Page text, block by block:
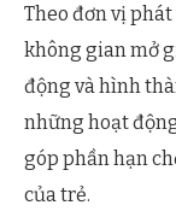
Theo đơn vị
không gian mở
động và hình
những hoạt
góp phần hạn
của trẻ.